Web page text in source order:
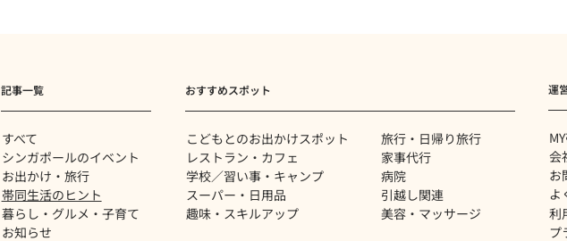
記事一覧
すべて
シンガポールのイベント
お出かけ・旅行
帯同生活のヒント
暮らし・グルメ・子育て
お知らせ
おすすめスポット
​こどもとのお出かけスポット
レストラン・カフェ
学校／習い事・キャンプ
スーパー・日用品
趣味・スキルアップ
旅行・日帰り旅行
家事代行
病院
​引越し関連
美容・マッサージ
運
会
お
よ
利
プ